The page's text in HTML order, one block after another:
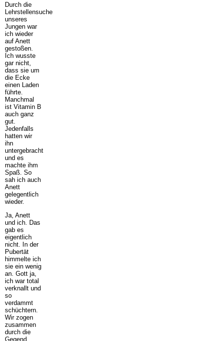
Durch die
Lehrstellensuche
unseres
Jungen war
ich wieder
auf Anett
gestoßen.
Ich wusste
gar nicht,
dass sie um
die Ecke
einen Laden
führte.
Manchmal
ist Vitamin B
auch ganz
gut.
Jedenfalls
hatten wir
ihn
untergebracht
und es
machte ihm
Spaß. So
sah ich auch
Anett
gelegentlich
wieder.
Ja, Anett
und ich. Das
gab es
eigentlich
nicht. In der
Pubertät
himmelte ich
sie ein wenig
an. Gott ja,
ich war total
verknallt und
so
verdammt
schüchtern.
Wir zogen
zusammen
durch die
Gegend,